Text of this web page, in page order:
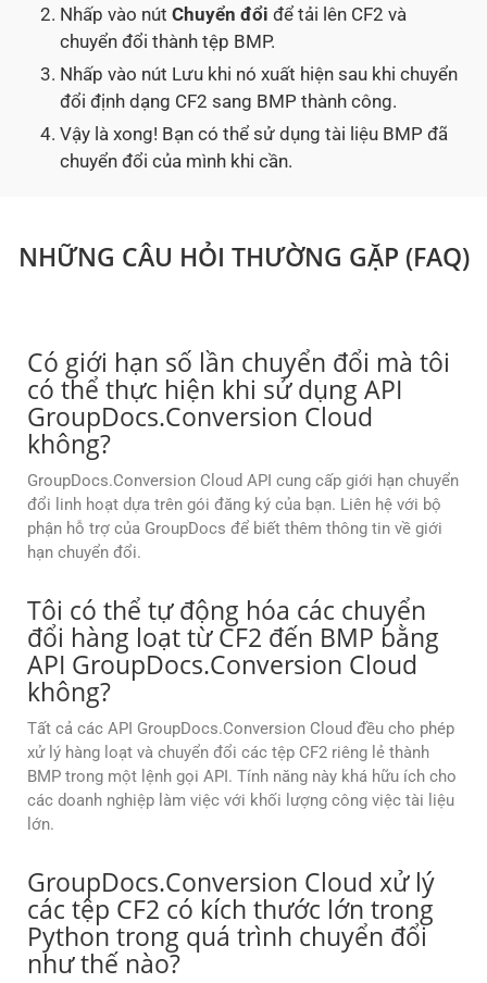
Nhấp vào nút Chuyển đổi để tải lên CF2 và
chuyển đổi thành tệp BMP.
Nhấp vào nút Lưu khi nó xuất hiện sau khi chuyển
đổi định dạng CF2 sang BMP thành công.
Vậy là xong! Bạn có thể sử dụng tài liệu BMP đã
chuyển đổi của mình khi cần.
NHỮNG CÂU HỎI THƯỜNG GẶP (FAQ)
Có giới hạn số lần chuyển đổi mà tôi
có thể thực hiện khi sử dụng API
GroupDocs.Conversion Cloud
không?
GroupDocs.Conversion Cloud API cung cấp giới hạn chuyển
đổi linh hoạt dựa trên gói đăng ký của bạn. Liên hệ với bộ
phận hỗ trợ của GroupDocs để biết thêm thông tin về giới
hạn chuyển đổi.
Tôi có thể tự động hóa các chuyển
đổi hàng loạt từ CF2 đến BMP bằng
API GroupDocs.Conversion Cloud
không?
Tất cả các API GroupDocs.Conversion Cloud đều cho phép
xử lý hàng loạt và chuyển đổi các tệp CF2 riêng lẻ thành
BMP trong một lệnh gọi API. Tính năng này khá hữu ích cho
các doanh nghiệp làm việc với khối lượng công việc tài liệu
lớn.
GroupDocs.Conversion Cloud xử lý
các tệp CF2 có kích thước lớn trong
Python trong quá trình chuyển đổi
như thế nào?